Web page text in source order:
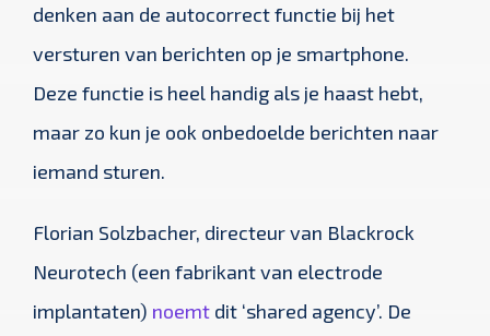
denken aan de autocorrect functie bij het
versturen van berichten op je smartphone.
Deze functie is heel handig als je haast hebt,
maar zo kun je ook onbedoelde berichten naar
iemand sturen.
Florian Solzbacher, directeur van Blackrock
Neurotech (een fabrikant van electrode
implantaten) noemtdit ‘shared agency’. De